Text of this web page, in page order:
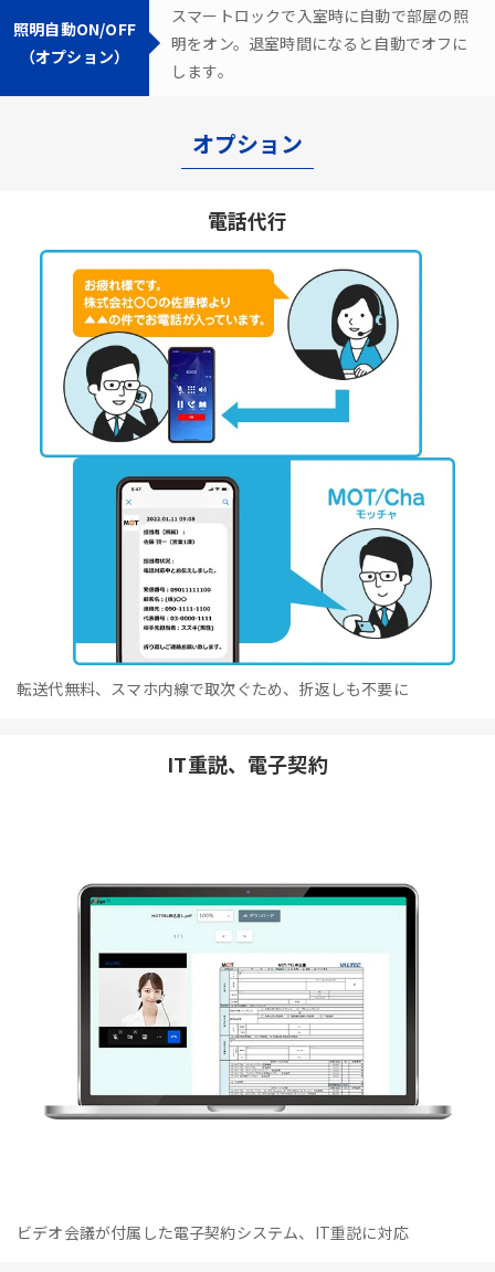
照明自動ON/OFF
（オプション）
スマートロックで入室時に自動で部屋の照
明をオン。退室時間になると自動でオフに
します。
オプション
電話代行
転送代無料、スマホ内線で取次ぐため、折返しも不要に
IT重説、電子契約
ビデオ会議が付属した電子契約システム、IT重説に対応